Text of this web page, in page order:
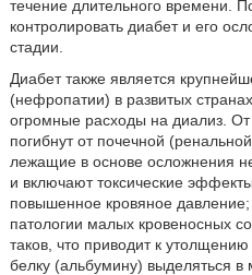
течение длительного времени.
контролировать диабет и его
стадии.
Диабет также является
(нефропатии) в развитых
огромные расходы на диализ.
погибнут от почечной
лежащие в основе осложнения
и включают токсические
повышенное кровяное
патологии малых кровеносных
таков, что приводит к
белку (альбумину) выделяться в